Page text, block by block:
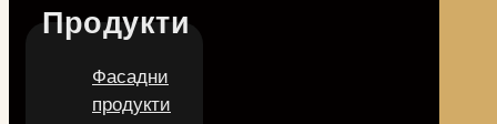
Продукти
Фасадни
продукти